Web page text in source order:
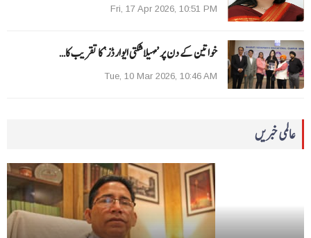
Fri, 17 Apr 2026, 10:51 PM
خواتین کے دن پر ’مہیلا شکتی ایوارڈز‘ کا تقریب کا…
Tue, 10 Mar 2026, 10:46 AM
عالمی خبریں